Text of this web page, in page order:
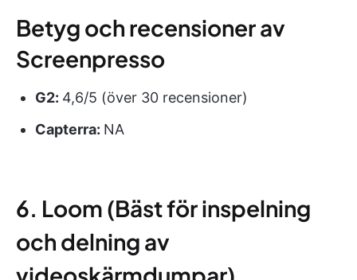
Betyg och recensioner av
Screenpresso
G2: 4,6/5 (över 30 recensioner)
Capterra: NA
6. Loom (Bäst för inspelning
och delning av